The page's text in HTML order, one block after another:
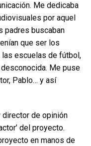
Me dedicaba
por aquel
padres buscaban
que ser los
escuelas de fútbol,
Me puse
Pablo… y así
director de opinión
del proyecto.
en manos de